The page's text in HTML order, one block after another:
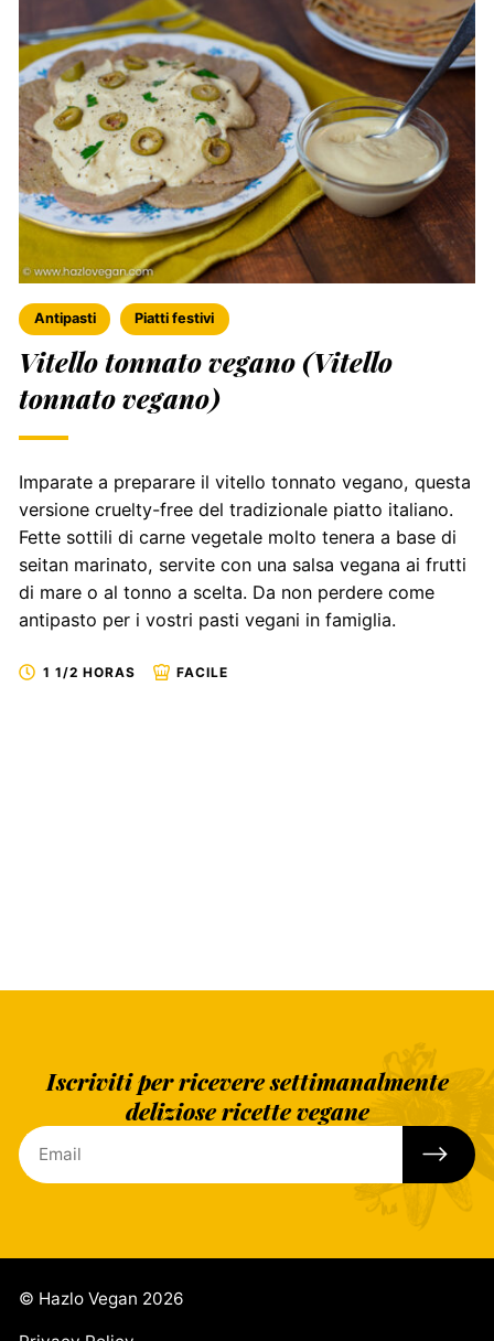
Antipasti Piatti festivi
Vitello tonnato vegano (Vitello
tonnato vegano)
Imparate a preparare il vitello tonnato vegano, questa
versione cruelty-free del tradizionale piatto italiano.
Fette sottili di carne vegetale molto tenera a base di
seitan marinato, servite con una salsa vegana ai frutti
di mare o al tonno a scelta. Da non perdere come
antipasto per i vostri pasti vegani in famiglia.
1 1/2 HORAS FACILE
Iscriviti per ricevere settimanalmente
deliziose ricette vegane
© Hazlo Vegan 2026